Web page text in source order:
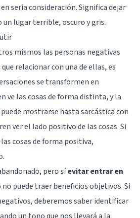
seria consideración. Significa dejar
un lugar terrible, oscuro y gris.
mismos las personas negativas
relacionar con una de ellas, es
se transformen en
ve las cosas de forma distinta, y la
mostrarse hasta sarcástica con
ver el lado positivo de las cosas. Si
cosas de forma positiva,
pero síevitar entrar en
no puede traer beneficios objetivos. Si
deberemos saber identificar